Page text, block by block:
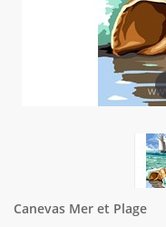
Canevas Mer et Plage